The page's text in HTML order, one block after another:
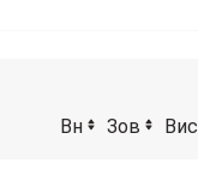
Вн Зов Вис